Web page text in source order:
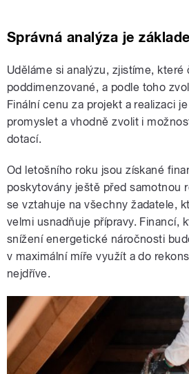
Správná analýza je
Uděláme si analýzu, zjistíme,
poddimenzované, a podle toho
Finální cenu za projekt a realizaci
promyslet a vhodně zvolit i
dotací.
Od letošního roku jsou získané
poskytovány ještě před samotnou
se vztahuje na všechny žadatele,
velmi usnadňuje přípravy. Financí,
snížení energetické náročnosti
v maximální míře využít a do
nejdříve.